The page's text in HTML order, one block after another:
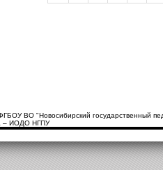
ВО "Новосибирский государственный
– ИОДО НГПУ